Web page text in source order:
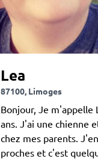
Lea
87100, Limoges
Bonjour, Je m'appelle
ans. J'ai une chienne
chez mes parents.
proches et c'est